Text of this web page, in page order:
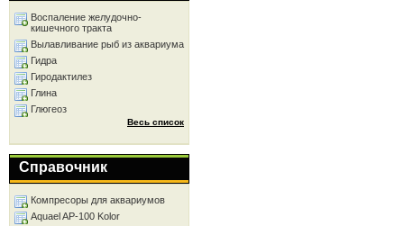
Воспаление желудочно-
кишечного тракта
Вылавливание рыб из аквариума
Гидра
Гиродактилез
Глина
Глюгеоз
Весь список
Справочник
Компресоры для аквариумов
Aquael AP-100 Kolor